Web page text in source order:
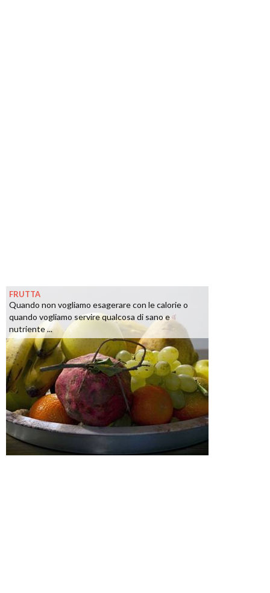
FRUTTA
Quando non vogliamo esagerare con le calorie o
quando vogliamo servire qualcosa di sano e
nutriente ...